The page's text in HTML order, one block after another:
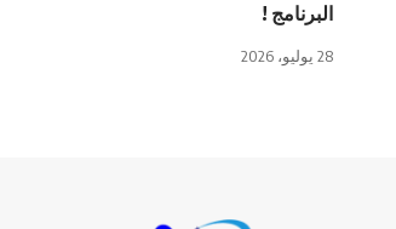
البرنامج !
28 يوليو، 2026